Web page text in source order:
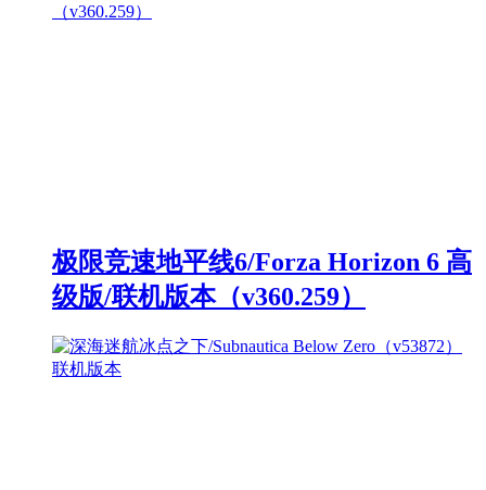
极限竞速地平线6/Forza Horizon 6 高
级版/联机版本（v360.259）